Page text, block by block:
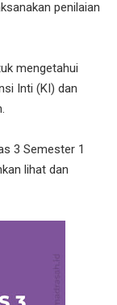
penilaian
mengetahui
Inti (KI) dan
3 Semester 1
lihat dan